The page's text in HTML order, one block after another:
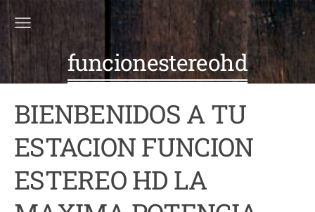
funcionestereohd
BIENBENIDOS A TU
ESTACION FUNCION
ESTEREO HD LA